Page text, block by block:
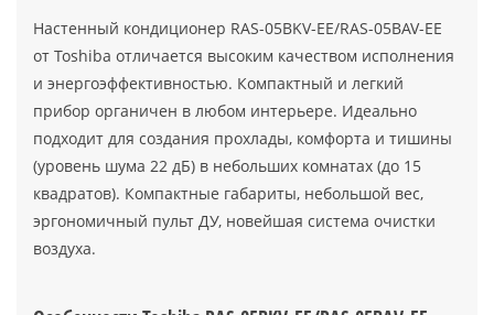
Настенный кондиционер RAS-05BKV-EE/RAS-05BAV-EE
от Toshiba отличается высоким качеством исполнения
и энергоэффективностью. Компактный и легкий
прибор органичен в любом интерьере. Идеально
подходит для создания прохлады, комфорта и тишины
(уровень шума 22 дБ) в небольших комнатах (до 15
квадратов). Компактные габариты, небольшой вес,
эргономичный пульт ДУ, новейшая система очистки
воздуха.